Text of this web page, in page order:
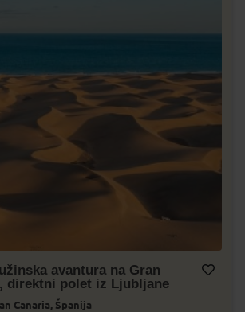
avantura na Gran
direktni polet iz Ljubljane
Dodaj v Moj izbor
Canaria, Španija